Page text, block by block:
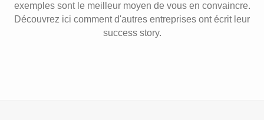
exemples sont le meilleur moyen de vous en convaincre.
Découvrez ici comment d'autres entreprises ont écrit leur
success story.